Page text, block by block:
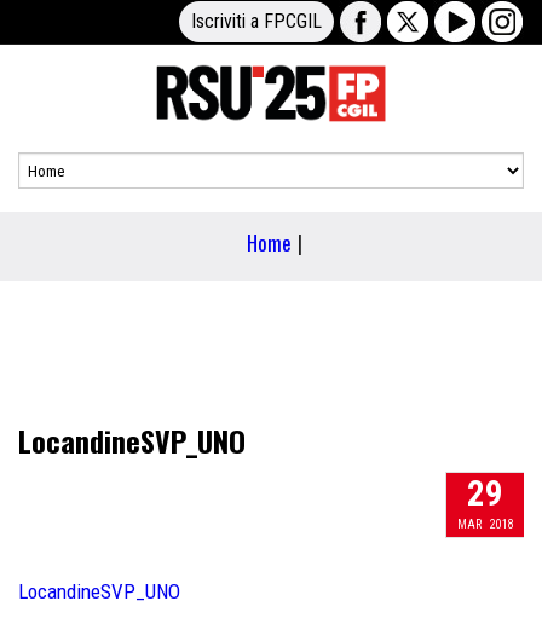
Iscriviti a FPCGIL
Home |
LocandineSVP_UNO
29
MAR 2018
LocandineSVP_UNO